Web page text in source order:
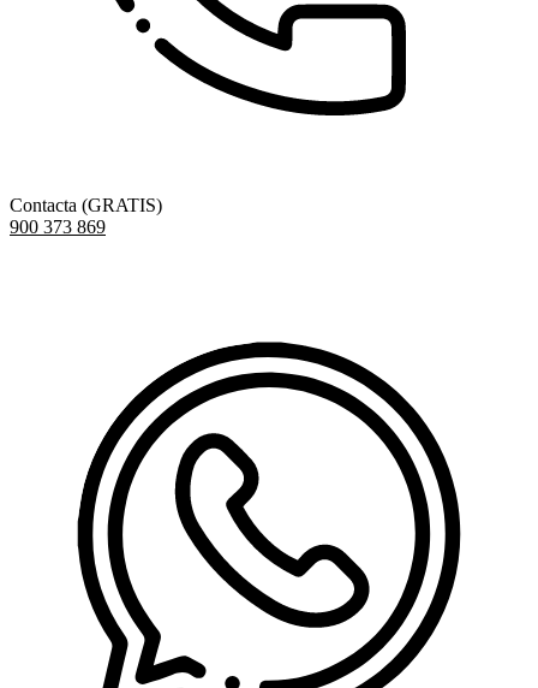
Contacta (GRATIS)
900 373 869